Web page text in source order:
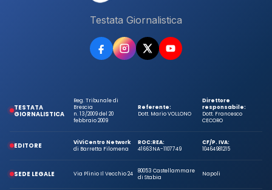
Testata Giornalistica
TESTATA
GIORNALISTICA
Reg. Tribunale di
Brescia
n. 13/2009 del 20
febbraio 2009
Referente:
Dott. Mario VOLLONO
Direttore
responsabile:
Dott. Francesco
CECORO
EDITORE
ViViCentro Network
di Barretta Filomena
ROC:
41663
REA:
NA-1107749
CF/P. IVA:
10464981215
SEDE LEGALE Via Plinio Il Vecchio 24
80053 Castellammare
di Stabia
Napoli